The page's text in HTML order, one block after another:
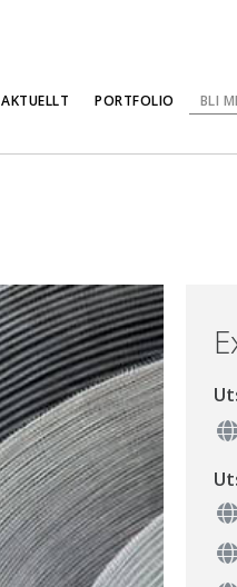
AKTUELLT PORTFOLIO BLI